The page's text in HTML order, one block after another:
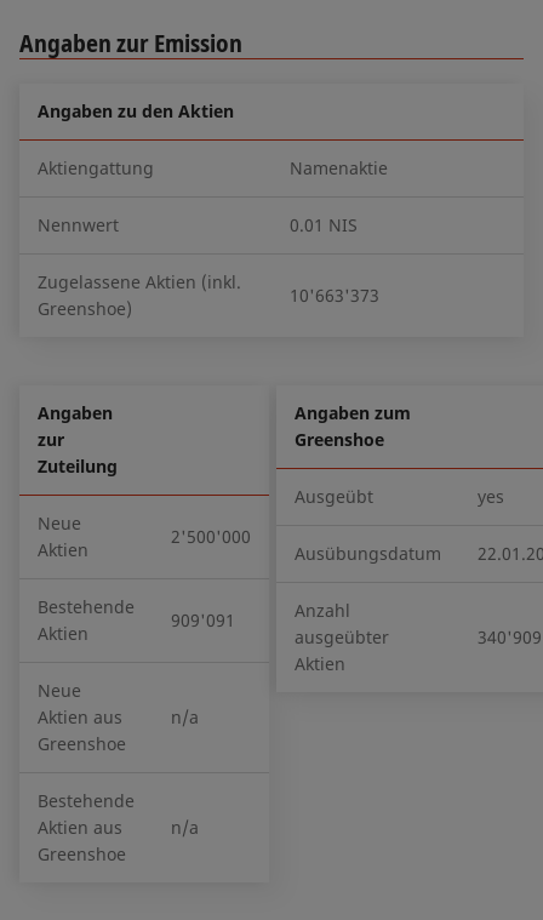
Angaben zur Emission
Angaben zu den Aktien
Aktiengattung Namenaktie
Nennwert 0.01 NIS
Zugelassene Aktien (inkl.
Greenshoe)
10'663'373
Angaben
zur
Zuteilung
Neue
Aktien
2'500'000
Bestehende
Aktien
909'091
Neue
Aktien aus
Greenshoe
n/a
Bestehende
Aktien aus
Greenshoe
n/a
Angaben zum
Greenshoe
Ausgeübt yes
Ausübungsdatum
Anzahl
ausgeübter
Aktien
340'909